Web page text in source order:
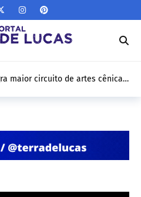
mais de 12 mil
sexta-feira (10/04)